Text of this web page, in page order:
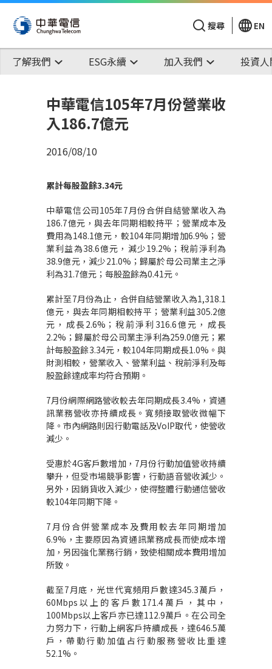
搜尋 EN
了解我們 ESG永續 加入我們 投資
中華電信105年7月份營業收
入186.7億元
2016/08/10
累計每股盈餘3.34元
中華電信公司105年7月份合併自結營業收入為
186.7億元，與去年同期相較持平；營業成本及
費用為148.1億元，較104年同期增加6.9%；營
業利益為38.6億元，減少19.2%；稅前淨利為
38.9億元，減少21.0%；歸屬於母公司業主之淨
利為31.7億元；每股盈餘為0.41元。
累計至7月份為止，合併自結營業收入為1,318.1
億元，與去年同期相較持平；營業利益305.2億
元，成長2.6%；稅前淨利316.6億元，成長
2.2%；歸屬於母公司業主淨利為259.0億元；累
計每股盈餘3.34元，較104年同期成長1.0%。與
財測相較，營業收入、營業利益、稅前淨利及每
股盈餘達成率均符合預期。
7月份網際網路營收較去年同期成長3.4%，資通
訊業務營收亦持續成長。寬頻接取營收微幅下
降。市內網路則因行動電話及VoIP取代，使營收
減少。
受惠於4G客戶數增加，7月份行動加值營收持續
攀升，但受市場競爭影響，行動語音營收減少。
另外，因銷貨收入減少，使得整體行動通信營收
較104年同期下降。
7月份合併營業成本及費用較去年同期增加
6.9%，主要原因為資通訊業務成長而使成本增
加，另因強化業務行銷，致使相關成本費用增加
所致。
截至7月底，光世代寬頻用戶數達345.3萬戶，
60Mbps以上的客戶數171.4萬戶，其中，
100Mbps以上客戶亦已達112.9萬戶。在公司全
力努力下，行動上網客戶持續成長，達646.5萬
戶，帶動行動加值占行動服務營收比重達
52.1%。